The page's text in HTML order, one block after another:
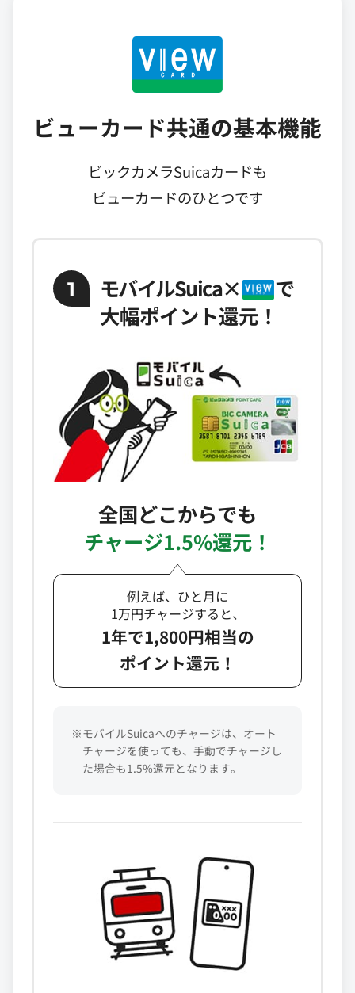
ビューカード共通の基本機能
ビックカメラSuicaカードも
ビューカードのひとつです
1 モバイルSuica×
で
大幅ポイント還元！
全国どこからでも
チャージ1.5%還元！
例えば、ひと月に
1万円チャージすると、
1年で1,800円相当の
ポイント還元！
※モバイルSuicaへのチャージは、オート
チャージを使っても、手動でチャージし
た場合も1.5%還元となります。